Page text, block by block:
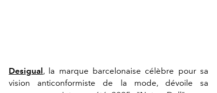
Desigual, la marque barcelonaise célèbre pour sa
vision anticonformiste de la mode, dévoile sa